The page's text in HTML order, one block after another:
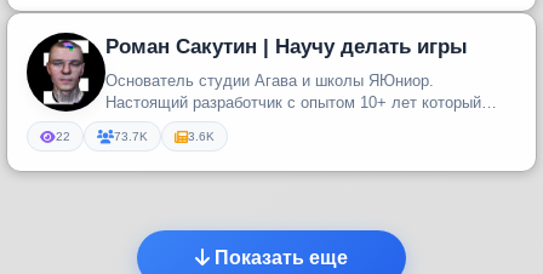
Роман Сакутин | Научу делать игры
Основатель студии Агава и школы ЯЮниор.
Настоящий разработчик с опытом 10+ лет который
открыл свою студию.
22 73.7K 3.6K
Показать еще